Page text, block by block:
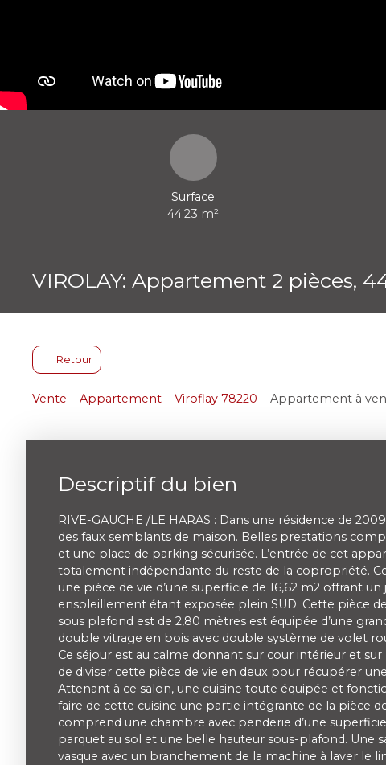
Surface
44.23 m²
VIROLAY: Appartement 2 pièces,
Retour
Vente Appartement Viroflay 78220 Appartement à
Descriptif du bien
RIVE-GAUCHE /LE HARAS : Dans une résidence de
des faux semblants de maison. Belles prestations
et une place de parking sécurisée. L’entrée de cet
totalement indépendante du reste de la copropriété.
une pièce de vie d’une superficie de 16,62 m2 offrant
ensoleillement étant exposée plein SUD. Cette pièce
sous plafond est de 2,80 mètres est équipée d’une
double vitrage en bois avec double système de volet
Ce séjour est au calme donnant sur cour intérieur et sur
de diviser cette pièce de vie en deux pour récupérer
Attenant à ce salon, une cuisine toute équipée et
faire de cette cuisine une partie intégrante de la pièce
comprend une chambre avec penderie d’une superficie
parquet au sol et une belle hauteur sous-plafond. Une
vasque avec un branchement de la machine à laver le